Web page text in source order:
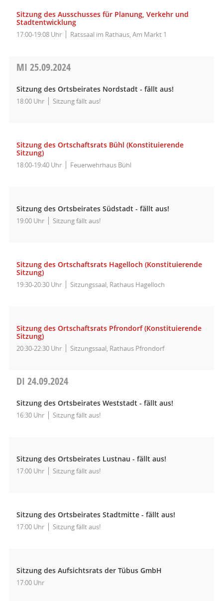
Sitzung des Ausschusses für Planung, Verkehr und
Stadtentwicklung
17:00-19:08 Uhr Ratssaal im Rathaus, Am Markt 1
MI 25.09.2024
Sitzung des Ortsbeirates Nordstadt - fällt aus!
18:00 Uhr Sitzung fällt aus!
Sitzung des Ortschaftsrats Bühl (Konstituierende
Sitzung)
18:00-19:40 Uhr Feuerwehrhaus Bühl
Sitzung des Ortsbeirates Südstadt - fällt aus!
19:00 Uhr Sitzung fällt aus!
Sitzung des Ortschaftsrats Hagelloch (Konstituierende
Sitzung)
19:30-20:30 Uhr Sitzungssaal, Rathaus Hagelloch
Sitzung des Ortschaftsrats Pfrondorf (Konstituierende
Sitzung)
20:30-22:30 Uhr Sitzungssaal, Rathaus Pfrondorf
DI 24.09.2024
Sitzung des Ortsbeirates Weststadt - fällt aus!
16:30 Uhr Sitzung fällt aus!
Sitzung des Ortsbeirates Lustnau - fällt aus!
17:00 Uhr Sitzung fällt aus!
Sitzung des Ortsbeirates Stadtmitte - fällt aus!
17:00 Uhr Sitzung fällt aus!
Sitzung des Aufsichtsrats der Tübus GmbH
17:00 Uhr